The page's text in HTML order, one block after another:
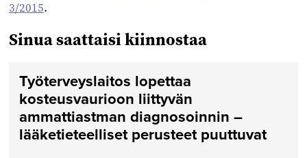
3/2015.
Sinua saattaisi kiinnostaa
Työterveyslaitos lopettaa
kosteusvaurioon liittyvän
ammattiastman diagnosoinnin –
lääketieteelliset perusteet puuttuvat